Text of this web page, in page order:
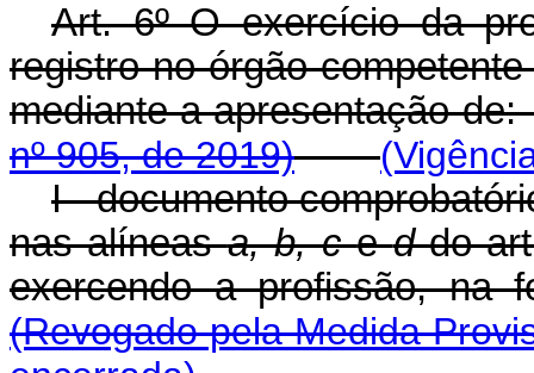
Art. 6º O exercício da
registro no órgão
mediante a apresentação
nº 905, de 2019)
I - documento
nas alíneasa, b, ceddo
exercendo a profissão, na
(Revogado pela Medida